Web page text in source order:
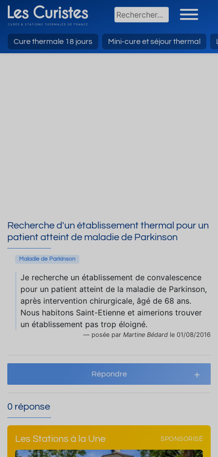
Cure thermale 18 jours Mini-cure et séjour thermal
Recherche d'un établissement thermal pour un
patient atteint de maladie de Parkinson
Maladie de Parkinson
Je recherche un établissement de convalescence
pour un patient atteint de la maladie de Parkinson,
après intervention chirurgicale, âgé de 68 ans.
Nous habitons Saint-Etienne et aimerions trouver
un établissement pas trop éloigné.
posée par Martine Bédard le 01/08/2016
Répondre
0 réponse
Les Stations à la Une SPONSORISÉ